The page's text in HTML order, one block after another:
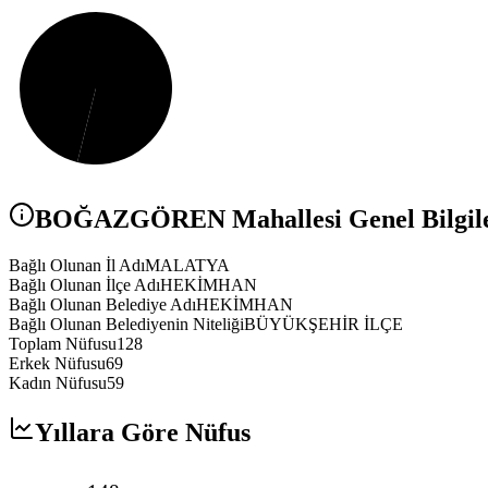
BOĞAZGÖREN Mahallesi Genel
Bağlı Olunan İl AdıMALATYA
Bağlı Olunan İlçe AdıHEKİMHAN
Bağlı Olunan Belediye AdıHEKİMHAN
Bağlı Olunan Belediyenin NiteliğiBÜYÜKŞEHİR İLÇE
Toplam Nüfusu128
Erkek Nüfusu69
Kadın Nüfusu59
Yıllara Göre Nüfus